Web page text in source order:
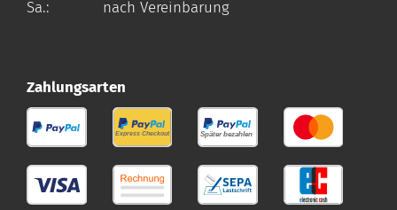
Sa.: nach Vereinbarung
Zahlungsarten